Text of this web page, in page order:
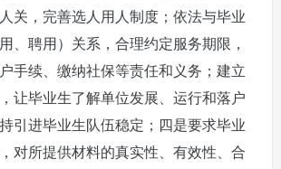
关，完善选人用人制度；依法与毕业
、聘用）关系，合理约定服务期限，
手续、缴纳社保等责任和义务；建立
让毕业生了解单位发展、运行和落户
引进毕业生队伍稳定；四是要求毕业
对所提供材料的真实性、有效性、合